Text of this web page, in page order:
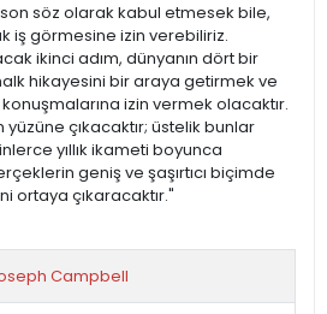
söz olarak kabul etmesek bile,
iş görmesine izin verebiliriz.
ikinci adım, dünyanın dört bir
hikayesini bir araya getirmek ve
izin vermek olacaktır.
çıkacaktır; üstelik bunlar
yıllık ikameti boyunca
geniş ve şaşırtıcı biçimde
ortaya çıkaracaktır."
Campbell